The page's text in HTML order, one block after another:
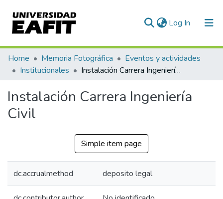
Log In (current)
Communities & Collections
All of DSpace
Statistics
Home Memoria Fotográfica
Eventos y actividades
Institucionales
Instalación Carrera Ingeniería Civil
Instalación Carrera Ingeniería
Civil
Simple item page
dc.accrualmethod deposito legal